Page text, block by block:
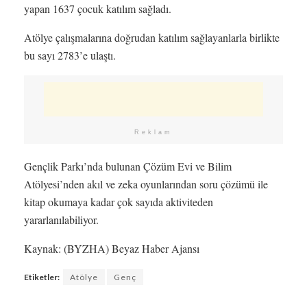
yapan 1637 çocuk katılım sağladı.
Atölye çalışmalarına doğrudan katılım sağlayanlarla birlikte
bu sayı 2783’e ulaştı.
Reklam
Gençlik Parkı’nda bulunan Çözüm Evi ve Bilim
Atölyesi’nden akıl ve zeka oyunlarından soru çözümü ile
kitap okumaya kadar çok sayıda aktiviteden
yararlanılabiliyor.
Kaynak: (BYZHA) Beyaz Haber Ajansı
Etiketler: Atölye Genç